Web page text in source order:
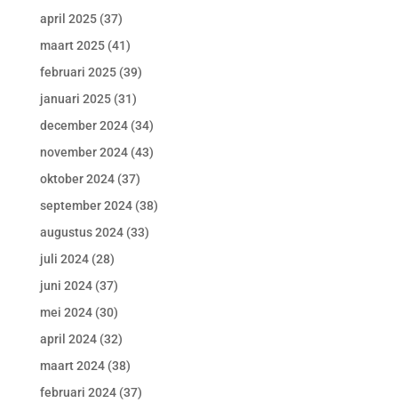
april 2025(37)
maart 2025(41)
februari 2025(39)
januari 2025(31)
december 2024(34)
november 2024(43)
oktober 2024(37)
september 2024(38)
augustus 2024(33)
juli 2024(28)
juni 2024(37)
mei 2024(30)
april 2024(32)
maart 2024(38)
februari 2024(37)